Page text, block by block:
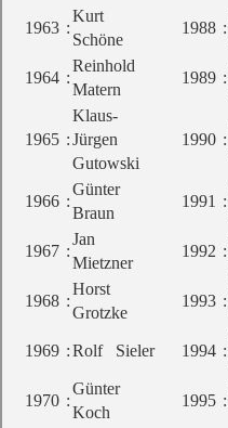
1963 :
Kurt
Schöne
1988 :
1964 :
Reinhold
Matern
1989 :
1965 :
Klaus-
Jürgen
Gutowski
1990 :
1966 :
Günter
Braun
1991 :
1967 :
Jan
Mietzner
1992 :
1968 :
Horst
Grotzke
1993 :
1969 :Rolf Sieler 1994 :
1970 :
Günter
Koch
1995 :